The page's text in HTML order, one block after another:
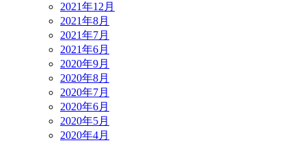
2021年12月
2021年8月
2021年7月
2021年6月
2020年9月
2020年8月
2020年7月
2020年6月
2020年5月
2020年4月